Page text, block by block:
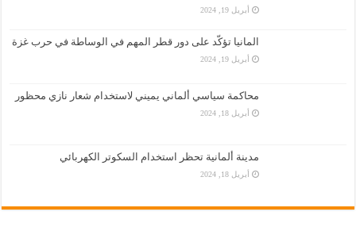
أبريل 19, 2024
المانيا تؤكّد على دور قطر المهم في الوساطة في حرب غزة
أبريل 19, 2024
محاكمة سياسي ألماني يميني لاستخدام شعار نازي محظور
أبريل 18, 2024
مدينة ألمانية تحظر استخدام السكوتر الكهربائي
أبريل 18, 2024